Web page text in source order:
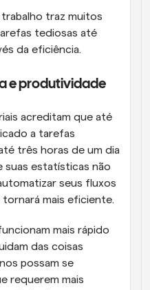
traz muitos
tediosas até
da eficiência.
e produtividade
acreditam que até
a tarefas
três horas de um dia
suas estatísticas não
seus fluxos
mais eficiente.
mais rápido
das coisas
possam se
requerem mais